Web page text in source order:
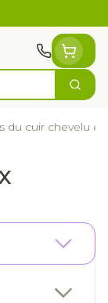
du cuir chevelu et